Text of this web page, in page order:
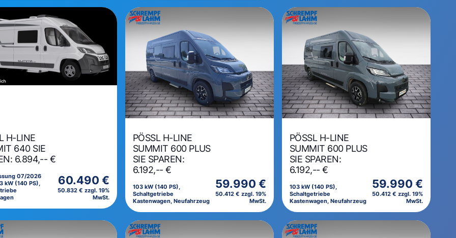
H-LINE
640 SIE
6.894,-- €
07/2026
kW (140 PS),
60.490 €
50.832 € zzgl. 19%
MwSt.
PÖSSL H-LINE
SUMMIT 600 PLUS
SIE SPAREN:
6.192,-- €
103 kW (140 PS),
Schaltgetriebe
Kastenwagen, Neufahrzeug
59.990 €
50.412 € zzgl. 19%
MwSt.
PÖSSL H-LINE
SUMMIT 600 PLUS
SIE SPAREN:
6.192,-- €
103 kW (140 PS),
Schaltgetriebe
Kastenwagen, Neufahrzeug
59.990 €
50.412 € zzgl. 19%
MwSt.